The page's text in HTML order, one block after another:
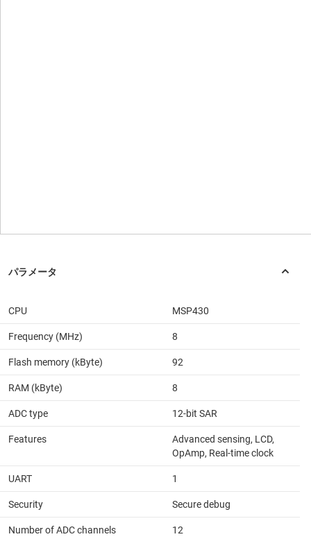
CPU MSP430
Frequency (MHz) 8
Flash memory (kByte) 92
RAM (kByte) 8
ADC type 12-bit SAR
Features
Advanced sensing, LCD,
OpAmp, Real-time clock
UART 1
Security Secure debug
Number of ADC channels 12